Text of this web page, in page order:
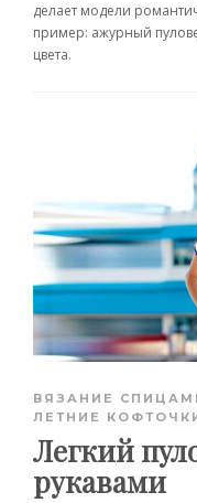
делает модели
пример: ажурный
цвета.
ВЯЗАНИЕ
ЛЕТНИЕ
Легкий
рукавами